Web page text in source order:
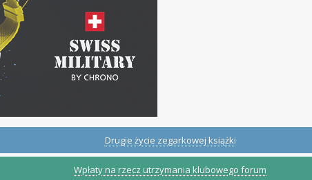
Drugie życie zegarkowej książki
Wpłaty na rzecz utrzymania klubowego forum